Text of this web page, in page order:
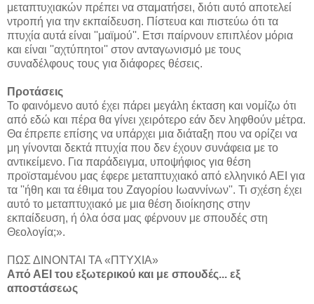
μεταπτυχιακών πρέπει να σταματήσει, διότι αυτό αποτελεί
ντροπή για την εκπαίδευση. Πίστευα και πιστεύω ότι τα
πτυχία αυτά είναι ''μαϊμού''. Ετσι παίρνουν επιπλέον μόρια
και είναι ''αχτύπητοι'' στον ανταγωνισμό με τους
συναδέλφους τους για διάφορες θέσεις.
Προτάσεις
Το φαινόμενο αυτό έχει πάρει μεγάλη έκταση και νομίζω ότι
από εδώ και πέρα θα γίνει χειρότερο εάν δεν ληφθούν μέτρα.
Θα έπρεπε επίσης να υπάρχει μια διάταξη που να ορίζει να
μη γίνονται δεκτά πτυχία που δεν έχουν συνάφεια με το
αντικείμενο. Για παράδειγμα, υποψήφιος για θέση
προϊσταμένου μας έφερε μεταπτυχιακό από ελληνικό ΑΕΙ για
τα ''ήθη και τα έθιμα του Ζαγορίου Ιωαννίνων''. Τι σχέση έχει
αυτό το μεταπτυχιακό με μια θέση διοίκησης στην
εκπαίδευση, ή όλα όσα μας φέρνουν με σπουδές στη
Θεολογία;».
ΠΩΣ ΔΙΝΟΝΤΑΙ ΤΑ «ΠΤΥΧΙΑ»
Από ΑΕΙ του εξωτερικού και με σπουδές... εξ
αποστάσεως